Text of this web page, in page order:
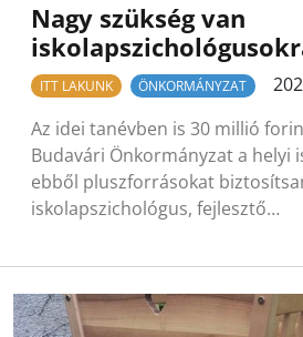
Nagy szükség van
ITT LAKUNK ÖNKORMÁNYZAT
Az idei tanévben is 30 millió
Budavári Önkormányzat a helyi
ebből pluszforrásokat
iskolapszichológus, fejlesztő…